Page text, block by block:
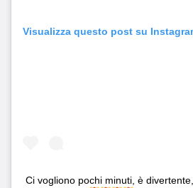
Visualizza questo post su
Ci vogliono pochi minuti, è